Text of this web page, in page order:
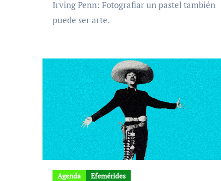
Irving Penn: Fotografiar un pastel también
puede ser arte.
Agenda Efemérides